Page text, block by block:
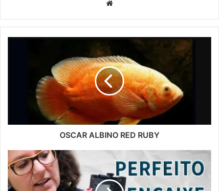
Website
OSCAR ALBINO RED RUBY